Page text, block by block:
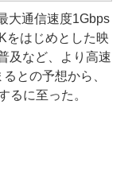
大通信速度1Gbps
をはじめとした映
及など、より高速
との予想から、
るに至った。